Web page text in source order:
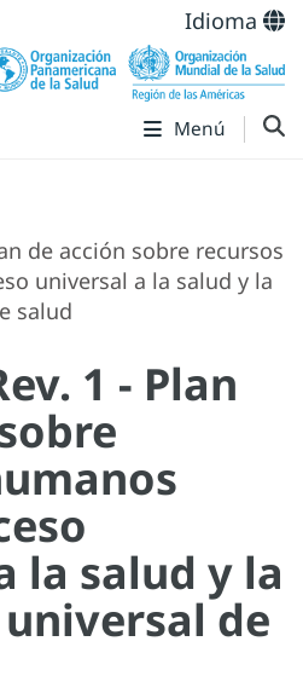
Idioma
Menú
de acción sobre recursos
universal a la salud y la
salud
1 - Plan
la salud y la
de